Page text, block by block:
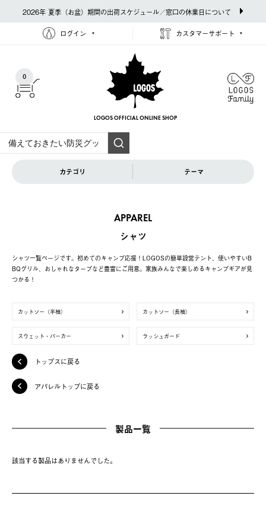
2026年 夏季（お盆）期間の出荷スケジュール／窓口の休業日について
ログイン カスタマーサポート
0
LOGOS OFFICIAL ONLINE SHOP
カテゴリ テーマ
APPAREL
シャツ
シャツ一覧ページです。初めてのキャンプ応援！LOGOSの簡単設営テント、使いやすいB
BQグリル、おしゃれなタープなど豊富にご用意。家族みんなで楽しめるキャンプギアが見
つかる！
カットソー（半袖） カットソー（長袖）
スウェット・パーカー ラッシュガード
トップスに戻る
アパレルトップに戻る
製品一覧
該当する製品はありませんでした。